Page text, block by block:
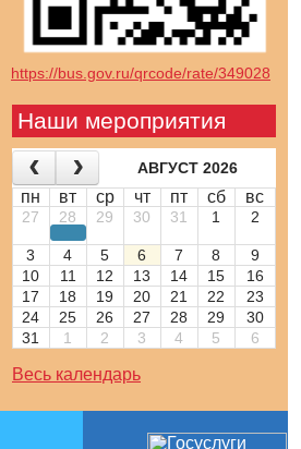
https://bus.gov.ru/qrcode/rate/349028
Наши мероприятия
АВГУСТ 2026
пн вт ср чт пт сб вс
27 28 29 30 31 1 2
3 4 5 6 7 8
9
10
11 12 13 14 15
16
17
18 19 20 21 22
23
24
25 26 27 28 29
30
31
1 2 3 4 5 6
Весь календарь